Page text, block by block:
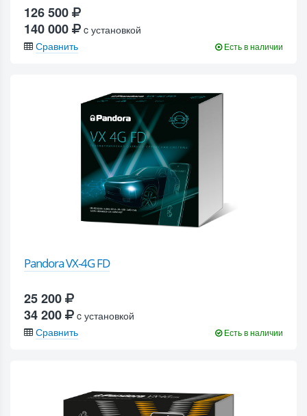
126 500
140 000
c установкой
Сравнить
Есть в наличии
Pandora VX-4G FD
25 200
34 200
c установкой
Сравнить
Есть в наличии